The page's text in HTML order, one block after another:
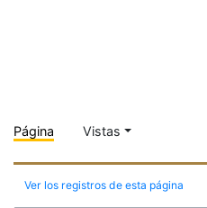
Página Vistas
Ver los registros de esta página